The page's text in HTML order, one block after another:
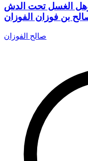
وهل الغسل تحت الدش
بن فوزان الفوزان
صالح الفوزان